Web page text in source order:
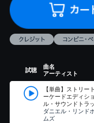
試聴
曲名
アーティスト
【単曲】ストリー
ーケードエディシ
ル・サウンドトラ
ダニエル・リンド
ムズ